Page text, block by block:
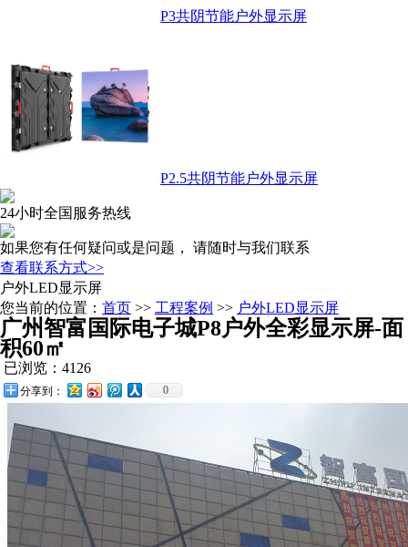
P3共阴节能户外显示屏
P2.5共阴节能户外显示屏
24小时全国服务热线
如果您有任何疑问或是问题， 请随时与我们联系
查看联系方式>>
户外LED显示屏
您当前的位置： 首页 >> 工程案例 >> 户外LED显示屏
广州智富国际电子城P8户外全彩显示屏-面
积60㎡
已浏览：4126
分享到： 0